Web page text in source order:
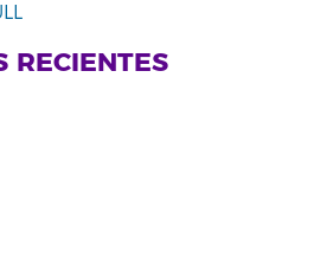
RECIENTES